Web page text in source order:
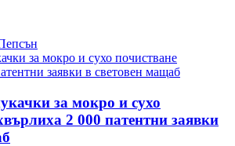
за мокро и сухо
2 000 патентни заявки